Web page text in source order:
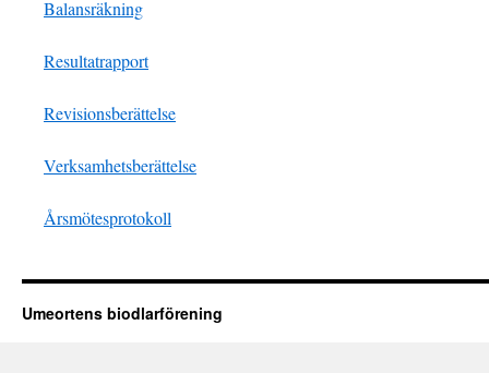
Balansräkning
Resultatrapport
Revisionsberättelse
Verksamhetsberättelse
Årsmötesprotokoll
Umeortens biodlarförening